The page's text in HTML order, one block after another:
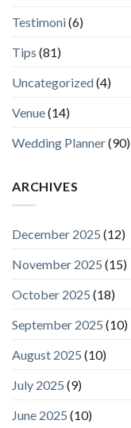
Testimoni(6)
Tips (81)
Uncategorized(4)
Venue(14)
Wedding Planner(90)
ARCHIVES
December 2025 (12)
November 2025 (15)
October 2025 (18)
September 2025 (10)
August 2025 (10)
July 2025 (9)
June 2025 (10)